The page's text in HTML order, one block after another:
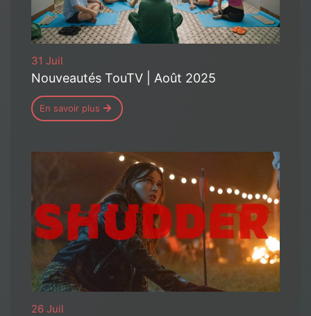
31 Juil
Nouveautés TouTV | Août 2025
En savoir plus
26 Juil